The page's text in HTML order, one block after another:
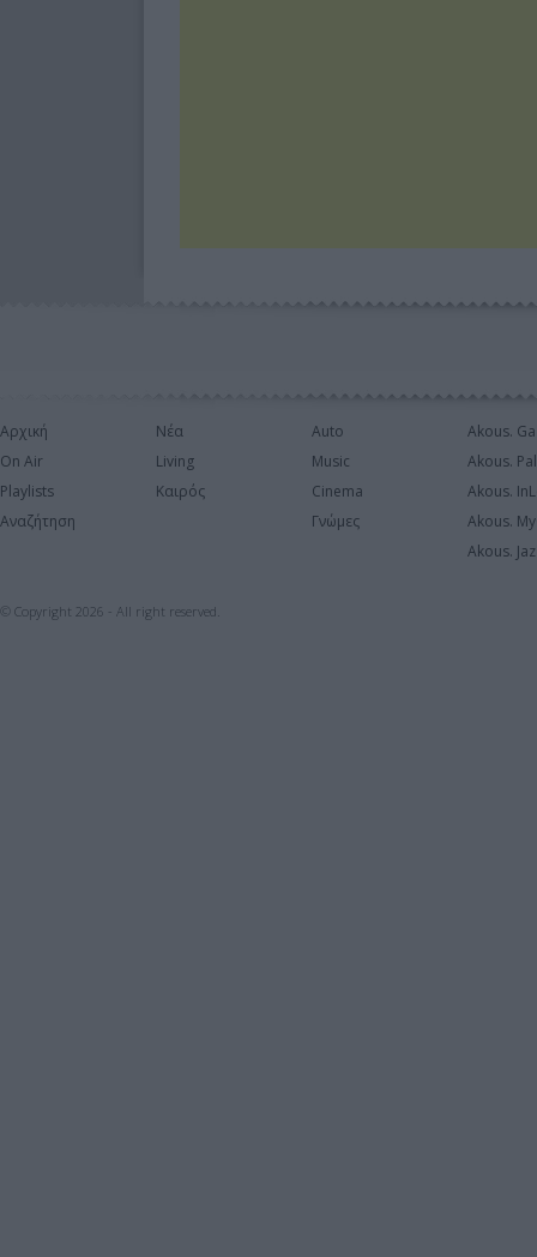
Αρχική
On Air
Playlists
Αναζήτηση
Νέα
Living
Καιρός
Auto
Music
Cinema
Γνώμες
Akous.
Akous.
Akous.
Akous.
Akous.
© Copyright 2026 - All right reserved.